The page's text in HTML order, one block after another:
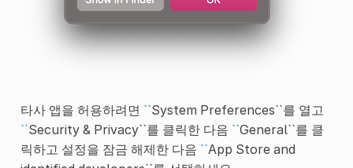
타사 앱을 허용하려면 ``System Preferences``를 열고
``Security & Privacy``를 클릭한 다음 ``General``를 클
릭하고 설정을 잠금 해제한 다음 ``App Store and